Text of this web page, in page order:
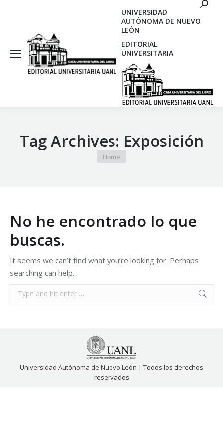
UNIVERSIDAD
AUTÓNOMA DE NUEVO
LEÓN
EDITORIAL
UNIVERSITARIA
Tag Archives: Exposición
You are here:
Home
No he encontrado lo que
buscas.
It seems we can’t find what you’re looking for. Perhaps
searching can help.
Search:
Universidad Autónoma de Nuevo León | Todos los derechos
reservados